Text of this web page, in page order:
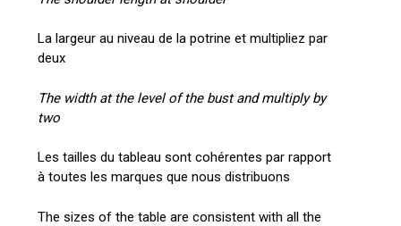
La largeur au niveau de la potrine et multipliez par
deux
The width at the level of the bust and multiply by
two
Les tailles du tableau sont cohérentes par rapport
à toutes les marques que nous distribuons
The sizes of the table are consistent with all the